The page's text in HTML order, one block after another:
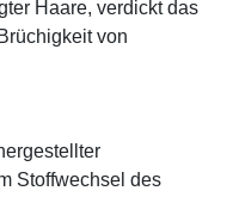
Haare, verdickt das
von
Stoffwechsel des